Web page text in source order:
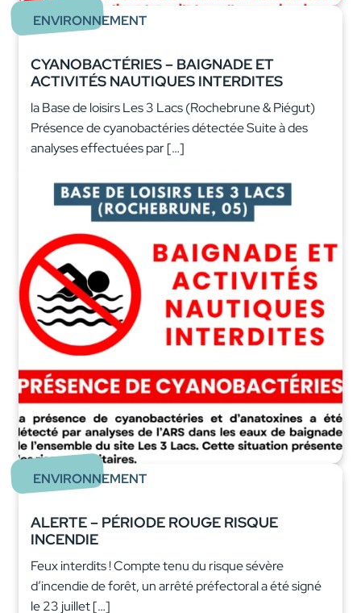
ENVIRONNEMENT
CYANOBACTÉRIES – BAIGNADE ET
ACTIVITÉS NAUTIQUES INTERDITES
la Base de loisirs Les 3 Lacs (Rochebrune & Piégut)
Présence de cyanobactéries détectée Suite à des
analyses effectuées par […]
ENVIRONNEMENT
ALERTE – PÉRIODE ROUGE RISQUE
INCENDIE
Feux interdits ! Compte tenu du risque sévère
d’incendie de forêt, un arrêté préfectoral a été signé
le 23 juillet […]